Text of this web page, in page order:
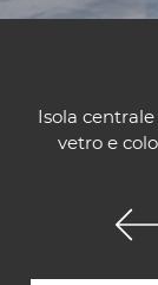
Isola
vetro e